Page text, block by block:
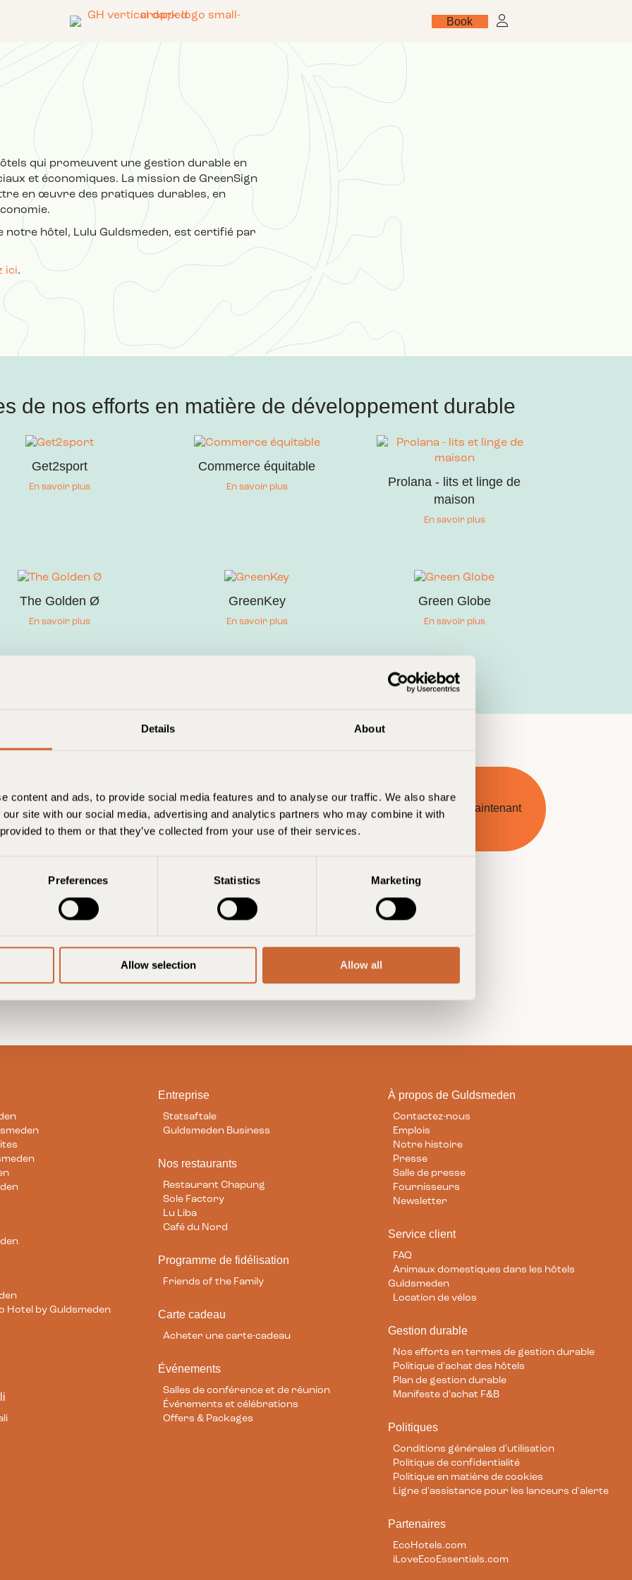
Details About
content and ads, to provide social media features and to analyse our traffic. We also share
site with our social media, advertising and analytics partners who may combine it with
to them or that they’ve collected from your use of their services.
Preferences Statistics Marketing
Allow selection Allow all
Book
qui promeuvent une gestion durable en
et économiques. La mission de GreenSign
en œuvre des pratiques durables, en
notre hôtel, Lulu Guldsmeden, est certifié par
ici.
de nos efforts en matière de développement durable
Get2sport
En savoir plus
Commerce équitable
En savoir plus
Prolana - lits et linge de
maison
En savoir plus
The Golden Ø
En savoir plus
GreenKey
En savoir plus
Green Globe
En savoir plus
à notre newsletter
notre communauté de 50 000 éco-voyageurs
S'inscrire maintenant
Hotel by Guldsmeden
Entreprise
Statsaftale
Guldsmeden Business
Nos restaurants
Restaurant Chapung
Sole Factory
Lu Liba
Café du Nord
Programme de fidélisation
Friends of the Family
Carte cadeau
Acheter une carte-cadeau
Événements
Salles de conférence et de réunion
Événements et célébrations
Offers & Packages
À propos de Guldsmeden
Contactez-nous
Emplois
Notre histoire
Presse
Salle de presse
Fournisseurs
Newsletter
Service client
FAQ
Animaux domestiques dans les hôtels
Guldsmeden
Location de vélos
Gestion durable
Nos efforts en termes de gestion durable
Politique d'achat des hôtels
Plan de gestion durable
Manifeste d'achat F&B
Politiques
Conditions générales d'utilisation
Politique de confidentialité
Politique en matière de cookies
Ligne d'assistance pour les lanceurs d'alerte
Partenaires
EcoHotels.com
iLoveEcoEssentials.com